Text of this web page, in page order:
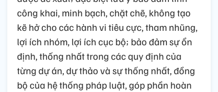
công khai, minh bạch, chặt chẽ, không tạo
kẽ hở cho các hành vi tiêu cực, tham nhũng,
lợi ích nhóm, lợi ích cục bộ; bảo đảm sự ổn
định, thống nhất trong các quy định của
từng dự án, dự thảo và sự thống nhất, đồng
bộ của hệ thống pháp luật, góp phần hoàn